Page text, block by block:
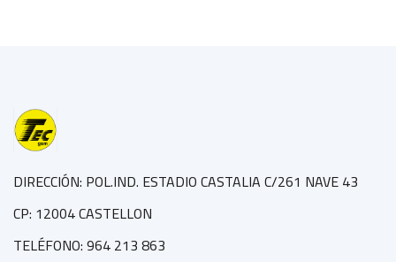
DIRECCIÓN: POL.IND. ESTADIO CASTALIA C/261 NAVE 43
CP: 12004 CASTELLON
TELÉFONO: 964 213 863